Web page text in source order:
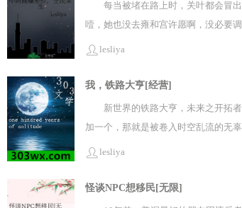
每当被堵在路上时，关叶都会
噎，她也没去雍和宫许愿啊，没必
器。 3、请司机们保重身体，抵达
受绝赞的单人行程。但在缴费口和
驾驶位置上、系着黑色蝴蝶结的新
将卡片绑定之后，才发现这是一个
lesliya
我，铁路大亨[经营]
新世界的铁路大亨，未来之开拓
加一个，那就是被卷入时空乱流的无
的车长皮肤，出现在了游戏世界里，
到需要它们的地方。 物资匮乏终于不
们最爱去的地方。 黎沐双手叉腰：我
lesliya
怪谈NPC想移民[无限]